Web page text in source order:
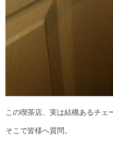
この喫茶店、実は結構あるチェ
そこで皆様へ質問。